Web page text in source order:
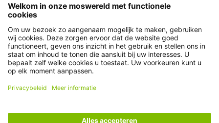
Florapark 14
Klantenservice
Informatie